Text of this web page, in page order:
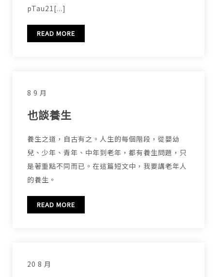
pTau21[...]
READ MORE
8 9 月
也談養生
養生之道，自古有之。人生的每個階段，從嬰幼
兒、少年、青年、中年到老年，都有養生問題，只
是著重點不同而已。在這篇短文中，我要講老年人
的養生。
READ MORE
20 8 月